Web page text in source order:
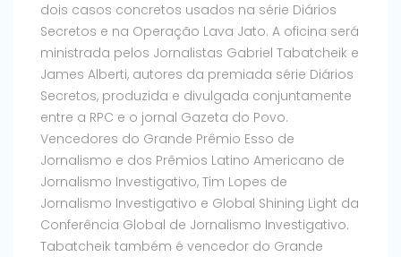
dois casos concretos usados na série Diários
Secretos e na Operação Lava Jato. A oficina será
ministrada pelos Jornalistas Gabriel Tabatcheik e
James Alberti, autores da premiada série Diários
Secretos, produzida e divulgada conjuntamente
entre a RPC e o jornal Gazeta do Povo.
Vencedores do Grande Prêmio Esso de
Jornalismo e dos Prêmios Latino Americano de
Jornalismo Investigativo, Tim Lopes de
Jornalismo Investigativo e Global Shining Light da
Conferência Global de Jornalismo Investigativo.
Tabatcheik também é vencedor do Grande